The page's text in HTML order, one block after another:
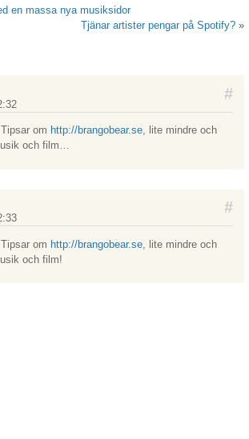
en massa nya musiksidor
Tjänar artister pengar på Spotify?»
#
om http://brangobear.se, lite mindre och
och film…
#
om http://brangobear.se, lite mindre och
och film!